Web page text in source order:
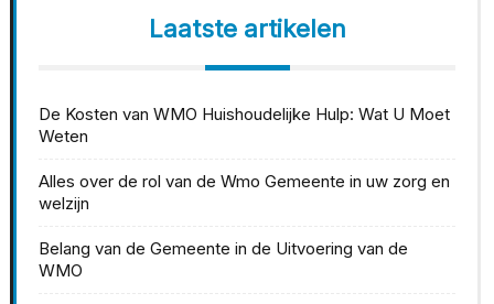
Laatste artikelen
De Kosten van WMO Huishoudelijke Hulp: Wat U Moet
Weten
Alles over de rol van de Wmo Gemeente in uw zorg en
welzijn
Belang van de Gemeente in de Uitvoering van de
WMO